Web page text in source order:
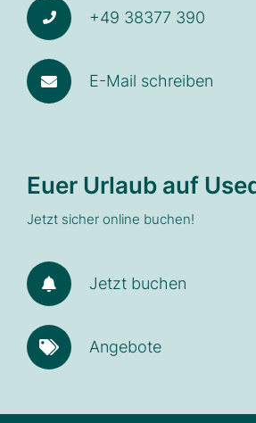
+49 38377 390
E-Mail schreiben
Euer Urlaub auf
Jetzt sicher online buchen!
Jetzt buchen
Angebote